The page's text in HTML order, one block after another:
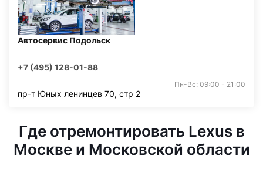
Автосервис Подольск
+7 (495) 128-01-88
Пн-Вс: 09:00 - 21:00
пр-т Юных ленинцев 70, стр 2
Где отремонтировать Lexus в
Москве и Московской области